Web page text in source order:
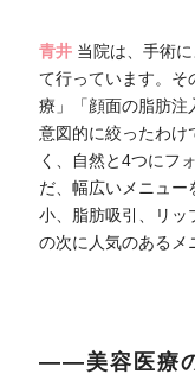
青井 当院は、手術
て行っています。
療」「顔面の脂肪注
意図的に絞ったわけ
く、自然と4つにフ
だ、幅広いメニュー
小、脂肪吸引、リッ
の次に人気のあるメ
――美容医療